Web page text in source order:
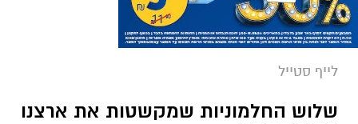
לייף סטייל
שלוש החלמוניות שמקשטות את ארצנו